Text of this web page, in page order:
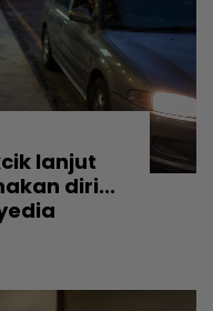
lanjut
diri...